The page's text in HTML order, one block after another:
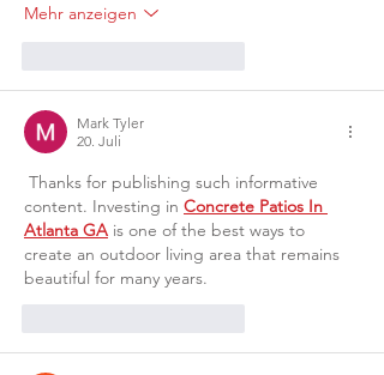
Mehr anzeigen
Mark Tyler
20. Juli
content. Investing in Concrete Patios In
Atlanta GA is one of the best ways to
create an outdoor living area that remains
beautiful for many years.